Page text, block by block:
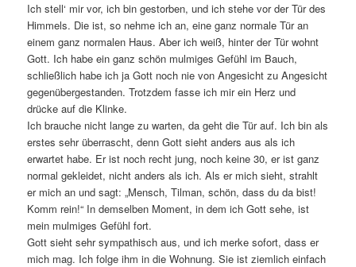
Ich stell‘ mir vor, ich bin gestorben, und ich stehe vor der Tür des
Himmels. Die ist, so nehme ich an, eine ganz normale Tür an
einem ganz normalen Haus. Aber ich weiß, hinter der Tür wohnt
Gott. Ich habe ein ganz schön mulmiges Gefühl im Bauch,
schließlich habe ich ja Gott noch nie von Angesicht zu Angesicht
gegenübergestanden. Trotzdem fasse ich mir ein Herz und
drücke auf die Klinke.
Ich brauche nicht lange zu warten, da geht die Tür auf. Ich bin als
erstes sehr überrascht, denn Gott sieht anders aus als ich
erwartet habe. Er ist noch recht jung, noch keine 30, er ist ganz
normal gekleidet, nicht anders als ich. Als er mich sieht, strahlt
er mich an und sagt: „Mensch, Tilman, schön, dass du da bist!
Komm rein!“ In demselben Moment, in dem ich Gott sehe, ist
mein mulmiges Gefühl fort.
Gott sieht sehr sympathisch aus, und ich merke sofort, dass er
mich mag. Ich folge ihm in die Wohnung. Sie ist ziemlich einfach